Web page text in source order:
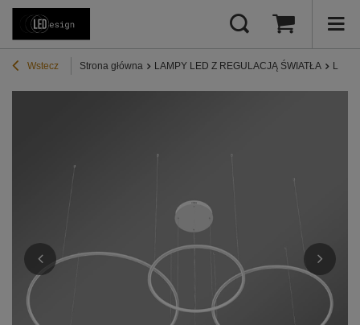
Wstecz Strona główna LAMPY LED Z REGULACJĄ ŚWIATŁA